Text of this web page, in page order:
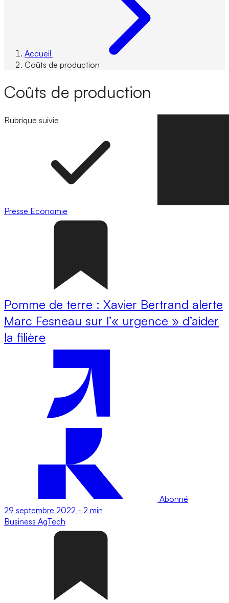
Accueil
Coûts de production
Coûts de production
Rubrique suivie
Presse Economie
Pomme de terre : Xavier Bertrand alerte
Marc Fesneau sur l’« urgence » d’aider
la filière
Abonné
29 septembre 2022 - 2 min
Business AgTech